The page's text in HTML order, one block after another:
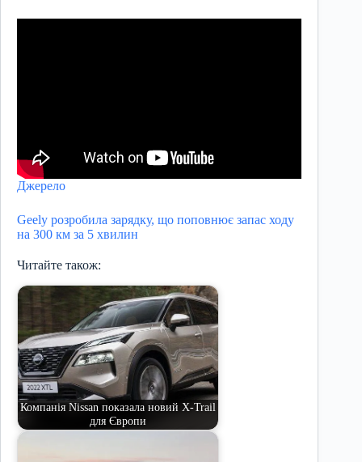
Джерело
Geely розробила зарядку, що поповнює запас ходу
на 300 км за 5 хвилин
Читайте також:
Компанія Nissan показала новий X-Trail
для Європи